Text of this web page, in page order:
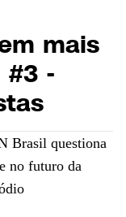
mais
#3 -
Brasil questiona
no futuro da